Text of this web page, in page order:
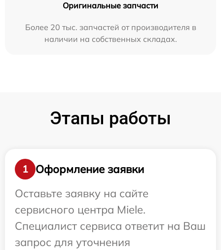
Оригинальные запчасти
Более 20 тыс. запчастей от производителя в
наличии на собственных складах.
Этапы работы
1
Оформление заявки
Оставьте заявку на сайте
сервисного центра Miele.
Специалист сервиса ответит на Ваш
запрос для уточнения